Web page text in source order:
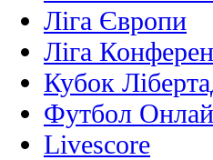
Ліга Європи
Ліга
Кубок
Футбол
Livescore